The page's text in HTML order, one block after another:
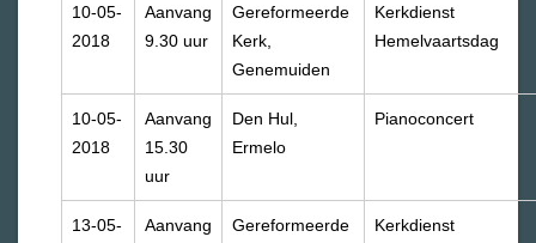
10-05-
2018
Aanvang
9.30 uur
Gereformeerde
Kerk,
Genemuiden
Kerkdienst
Hemelvaartsdag
10-05-
2018
Aanvang
15.30
uur
Den Hul,
Ermelo
Pianoconcert
13-05-
Aanvang
Gereformeerde
Kerkdienst